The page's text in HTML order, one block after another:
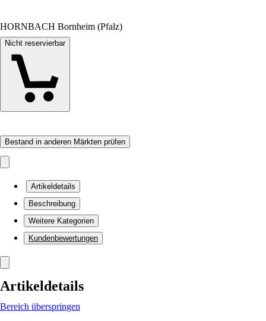
HORNBACH Bornheim (Pfalz)
Nicht reservierbar
Bestand in anderen Märkten prüfen
Artikeldetails
Beschreibung
Weitere Kategorien
Kundenbewertungen
Artikeldetails
Bereich überspringen